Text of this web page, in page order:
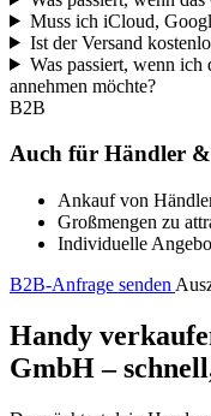
Muss ich iCloud,
Ist der Versand
Was passiert, wenn
annehmen möchte?
B2B
Auch für Händler
Ankauf von
Großmengen zu
Individuelle
B2B-Anfrage senden
Handy
GmbH –